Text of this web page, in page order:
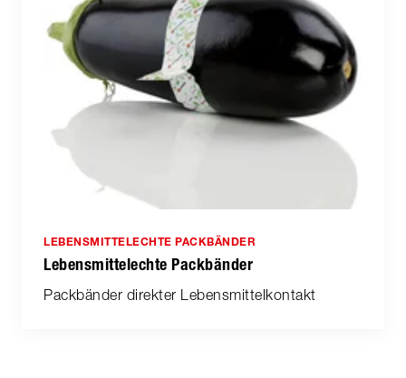
LEBENSMITTELECHTE PACKBÄNDER
Lebensmittelechte Packbänder
Packbänder direkter Lebensmittelkontakt